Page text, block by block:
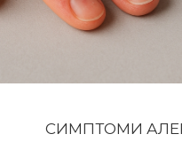
СИМПТОМИ